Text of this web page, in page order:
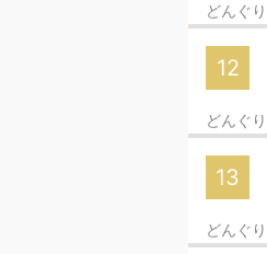
どんぐり
12
どんぐり
13
どんぐり